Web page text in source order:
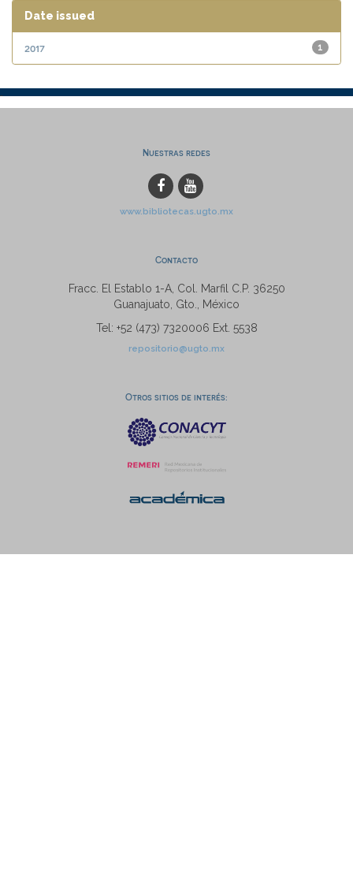
Date issued
1
2017
Nuestras redes
www.bibliotecas.ugto.mx
Contacto
Fracc. El Establo 1-A, Col. Marfil C.P. 36250
Guanajuato, Gto., México
Tel: +52 (473) 7320006 Ext. 5538
repositorio@ugto.mx
Otros sitios de interés: